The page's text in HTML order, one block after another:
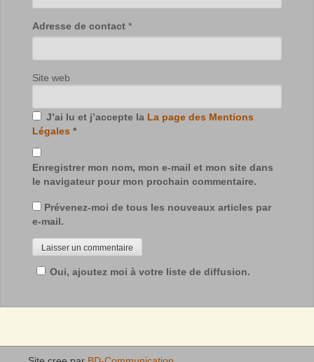
Adresse de contact *
Site web
J’ai lu et j’accepte la La page des Mentions
Légales *
Enregistrer mon nom, mon e-mail et mon site dans
le navigateur pour mon prochain commentaire.
Prévenez-moi de tous les nouveaux articles par
e-mail.
Oui, ajoutez moi à votre liste de diffusion.